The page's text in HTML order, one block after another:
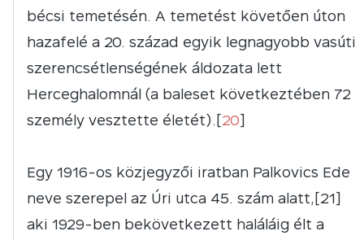
bécsi temetésén. A temetést követően úton
hazafelé a 20. század egyik legnagyobb vasúti
szerencsétlenségének áldozata lett
Herceghalomnál (a baleset következtében 72
személy vesztette életét).[20]
Egy 1916-os közjegyzői iratban Palkovics Ede
neve szerepel az Úri utca 45. szám alatt,[21]
aki 1929-ben bekövetkezett haláláig élt a